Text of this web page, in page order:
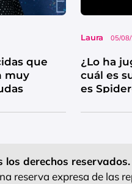
que
muy
Laura 05/
¿Lo ha
cuál es
es
los derechos reservados.
reserva expresa de las